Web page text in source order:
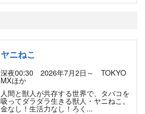
ヤニねこ
深夜00:30 2026年7月2日～ TOKYO
MXほか
人間と獣人が共存する世界で、タバコを
吸ってダラダラ生きる獣人・ヤニねこ。
金なし！生活力なし！ろく...